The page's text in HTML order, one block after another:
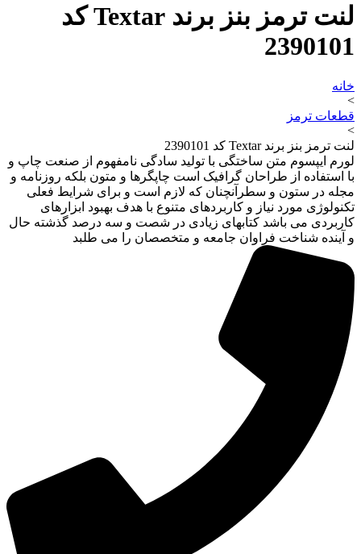
لنت ترمز بنز برند Textar کد
2390101
خانه
>
قطعات ترمز
>
لنت ترمز بنز برند Textar کد 2390101
لورم ایپسوم متن ساختگی با تولید سادگی نامفهوم از صنعت چاپ و
با استفاده از طراحان گرافیک است چاپگرها و متون بلکه روزنامه و
مجله در ستون و سطرآنچنان که لازم است و برای شرایط فعلی
تکنولوژی مورد نیاز و کاربردهای متنوع با هدف بهبود ابزارهای
کاربردی می باشد کتابهای زیادی در شصت و سه درصد گذشته حال
و آینده شناخت فراوان جامعه و متخصصان را می طلبد